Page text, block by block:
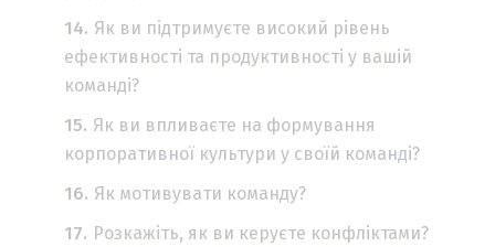
Як ви підтримуєте високий рівень
ефективності та продуктивності у вашій
команді?
Як ви впливаєте на формування
корпоративної культури у своїй команді?
Як мотивувати команду?
Розкажіть, як ви керуєте конфліктами?